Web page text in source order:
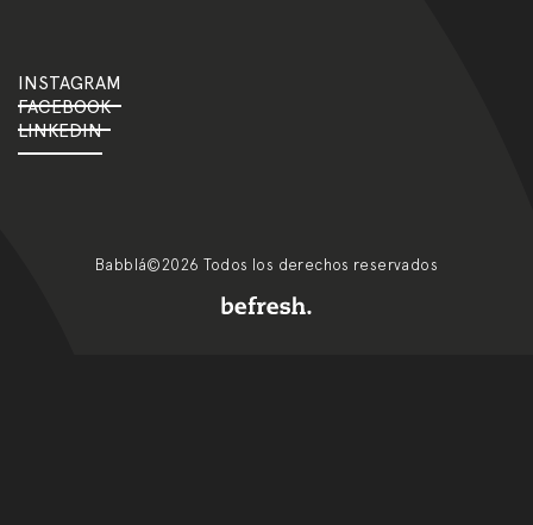
INSTAGRAM
FACEBOOK
LINKEDIN
Babblá©2026 Todos los derechos reservados